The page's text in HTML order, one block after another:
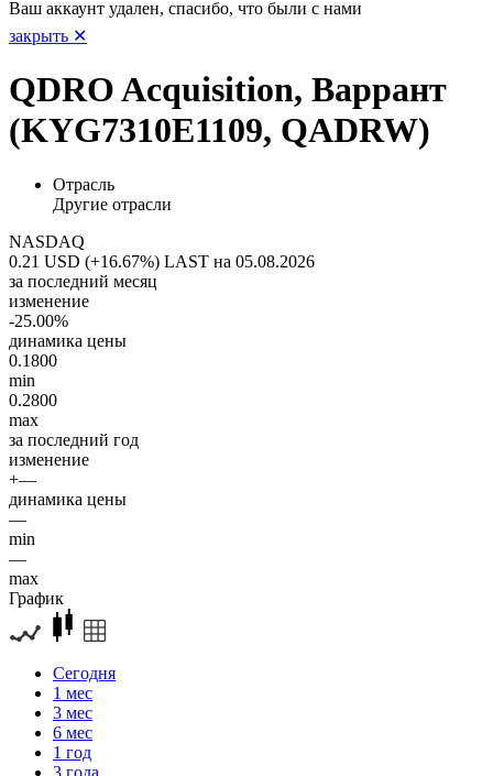
Ваш аккаунт удален, спасибо, что были с нами
закрыть ✕
QDRO Acquisition, Варрант
(KYG7310E1109, QADRW)
Отрасль
Другие отрасли
NASDAQ
0.21 USD (+16.67%) LAST на 05.08.2026
за последний месяц
изменение
-25.00%
динамика цены
0.1800
min
0.2800
max
за последний год
изменение
+—
динамика цены
—
min
—
max
График
Сегодня
1 мес
3 мес
6 мес
1 год
3 года